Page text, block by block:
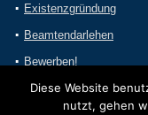
Existenzgründung
Beamtendarlehen
Bewerben!
Diese Website
nutzt, gehen